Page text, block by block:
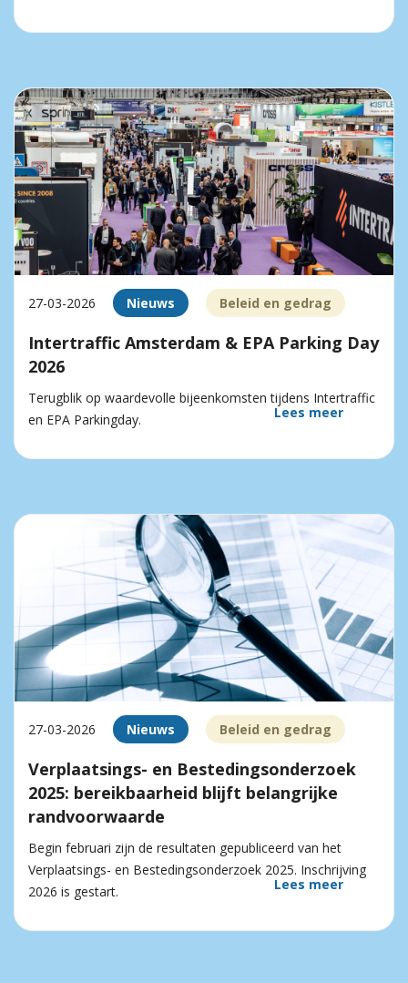
27-03-2026 Nieuws Beleid en gedrag
Intertraffic Amsterdam & EPA Parking Day
2026
Terugblik op waardevolle bijeenkomsten tijdens Intertraffic
en EPA Parkingday.
Lees meer
27-03-2026 Nieuws Beleid en gedrag
Verplaatsings- en Bestedingsonderzoek
2025: bereikbaarheid blijft belangrijke
randvoorwaarde
Begin februari zijn de resultaten gepubliceerd van het
Verplaatsings- en Bestedingsonderzoek 2025. Inschrijving
2026 is gestart.
Lees meer